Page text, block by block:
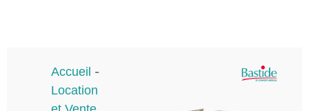
Accueil -
Location